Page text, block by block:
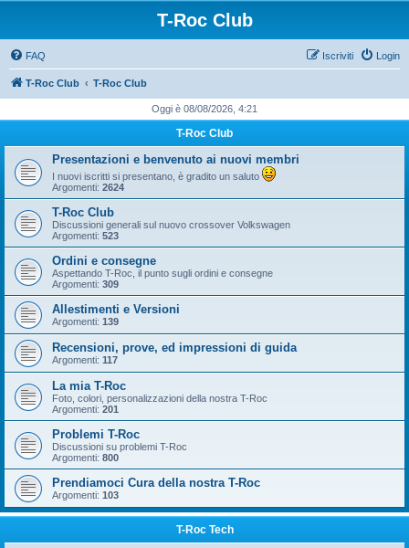
T-Roc Club
FAQ Login
Iscriviti
T-Roc Club T-Roc Club
Oggi è 08/08/2026, 4:21
T-Roc Club
Presentazioni e benvenuto ai nuovi membri
I nuovi iscritti si presentano, è gradito un saluto
Argomenti: 2624
T-Roc Club
Discussioni generali sul nuovo crossover Volkswagen
Argomenti: 523
Ordini e consegne
Aspettando T-Roc, il punto sugli ordini e consegne
Argomenti: 309
Allestimenti e Versioni
Argomenti: 139
Recensioni, prove, ed impressioni di guida
Argomenti: 117
La mia T-Roc
Foto, colori, personalizzazioni della nostra T-Roc
Argomenti: 201
Problemi T-Roc
Discussioni su problemi T-Roc
Argomenti: 800
Prendiamoci Cura della nostra T-Roc
Argomenti: 103
T-Roc Tech